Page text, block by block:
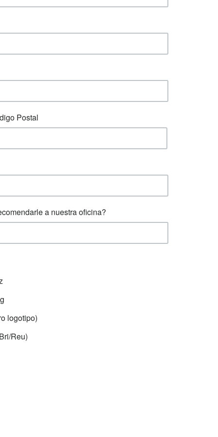
Postal
a nuestra oficina?
logotipo)
Reu)